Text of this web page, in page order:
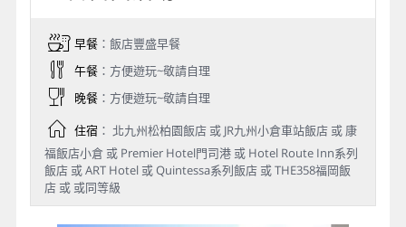
早餐：飯店豐盛早餐
午餐：方便遊玩~敬請自理
晚餐：方便遊玩~敬請自理
住宿： 北九州松柏園飯店 或 JR九州小倉車站飯店 或 康
福飯店小倉 或 Premier Hotel門司港 或 Hotel Route Inn系列
飯店 或 ART Hotel 或 Quintessa系列飯店 或 THE358福岡飯
店 或 或同等級